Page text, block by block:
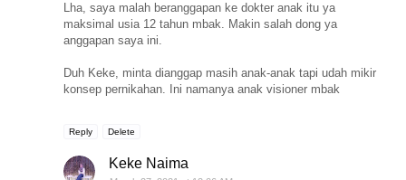
Lha, saya malah beranggapan ke dokter anak itu ya
maksimal usia 12 tahun mbak. Makin salah dong ya
anggapan saya ini.
Duh Keke, minta dianggap masih anak-anak tapi udah mikir
konsep pernikahan. Ini namanya anak visioner mbak
Reply Delete
Keke Naima